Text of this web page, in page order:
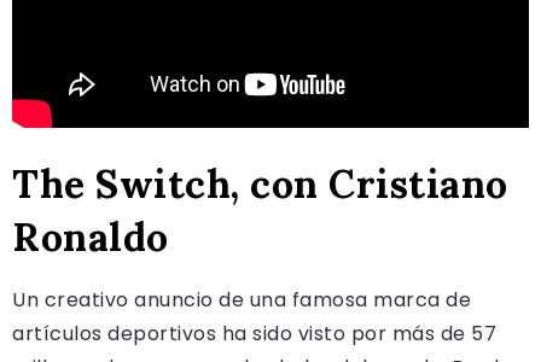
The Switch, con Cristiano
Ronaldo
Un creativo anuncio de una famosa marca de
artículos deportivos ha sido visto por más de 57